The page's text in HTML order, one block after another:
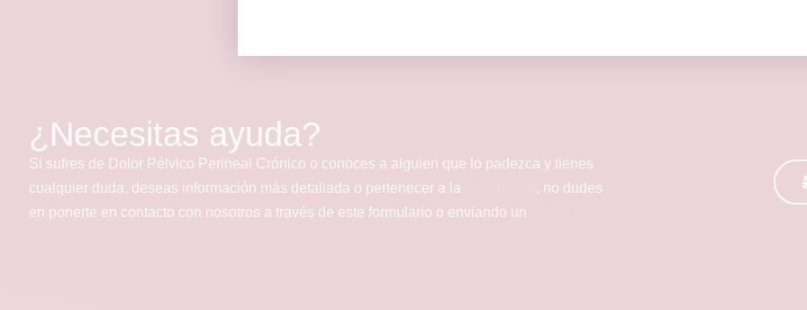
¿Necesitas ayuda?
Si sufres de Dolor Pélvico Perineal Crónico o conoces a alguien que lo padezca y tienes
cualquier duda, deseas información más detallada o pertenecer a la
, no dudes
en ponerte en contacto con nosotros a través de este formulario o enviando un